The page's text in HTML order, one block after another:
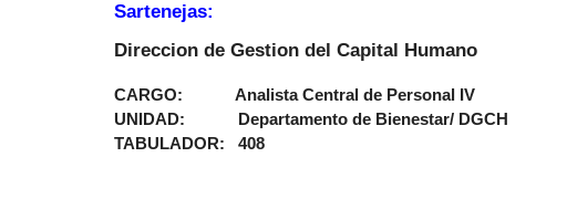
Sartenejas:
Direccion de Gestion del Capital Humano
CARGO: Analista Central de Personal IV
UNIDAD: Departamento de Bienestar/ DGCH
TABULADOR: 408